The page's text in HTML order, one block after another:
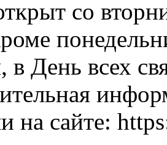
со
в День всех
на сайте: